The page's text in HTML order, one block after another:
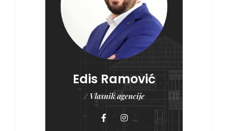
Edis Ramović
/ Vlasnik agencije